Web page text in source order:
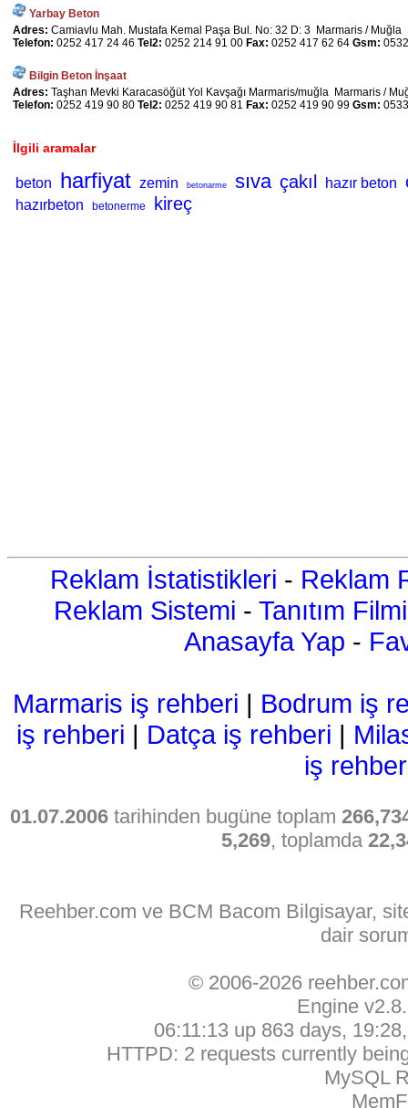
Yarbay Beton
Adres: Camiavlu Mah. Mustafa Kemal Paşa Bul. No: 32 D: 3 Marmaris / Muğla
Telefon: 0252 417 24 46 Tel2: 0252 214 91 00 Fax: 0252 417 62 64 Gsm:
Bilgin Beton İnşaat
Adres: Taşhan Mevki Karacasöğüt Yol Kavşağı Marmaris/muğla Marmaris /
Telefon: 0252 419 90 80 Tel2: 0252 419 90 81 Fax: 0252 419 90 99 Gsm:
İlgili aramalar
beton harfiyat zemin betonarme sıva çakıl hazır beton
hazırbeton betonerme kireç
Reklam İstatistikleri - Reklam
Reklam Sistemi - Tanıtım Filmi
Anasayfa Yap -
Marmaris iş rehberi | Bodrum iş
iş rehberi | Datça iş rehberi |
iş
01.07.2006 tarihinden bugüne toplam
5,269, toplamda
Reehber.com ve BCM Bacom Bilgisayar,
dair
© 2006-2026
Engine
06:11:13 up 863 days,
HTTPD: 2 requests currently
MySQL